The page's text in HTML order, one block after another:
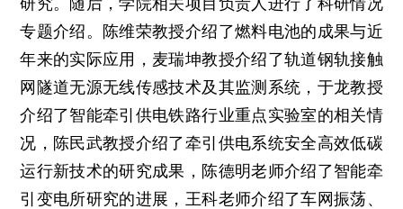
专题介绍。陈维荣教授介绍了燃料电池的成果与近
年来的实际应用，麦瑞坤教授介绍了轨道钢轨接触
网隧道无源无线传感技术及其监测系统，于龙教授
介绍了智能牵引供电铁路行业重点实验室的相关情
况，陈民武教授介绍了牵引供电系统安全高效低碳
运行新技术的研究成果，陈德明老师介绍了智能牵
引变电所研究的进展，王科老师介绍了车网振荡、